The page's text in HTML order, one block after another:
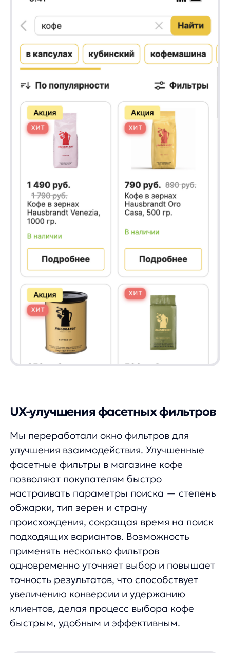
одновременно уточняет выбор и повышает
точность результатов, что способствует
увеличению конверсии и удержанию
клиентов, делая процесс выбора кофе
быстрым, удобным и эффективным.